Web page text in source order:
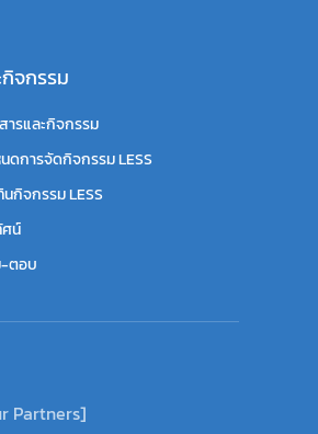
จกรรม
ารและกิจกรรม
ดการจัดกิจกรรม LESS
กิจกรรม LESS
น์
ตอบ
Partners]